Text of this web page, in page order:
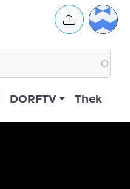
User
DORFTV Thek